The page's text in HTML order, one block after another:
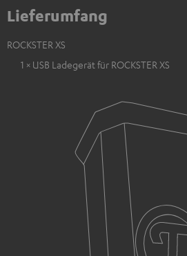
Lieferumfang
ROCKSTER XS
1 × USB Ladegerät für ROCKSTER XS